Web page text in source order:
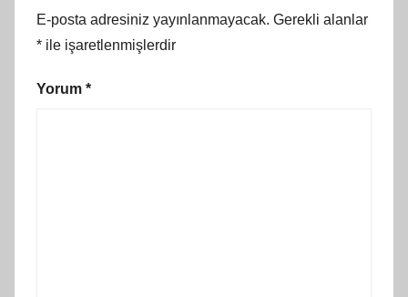
E-posta adresiniz yayınlanmayacak. Gerekli alanlar
* ile işaretlenmişlerdir
Yorum *